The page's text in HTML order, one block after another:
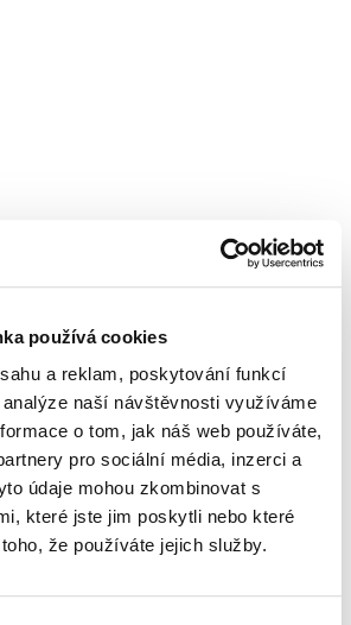
používá cookies
a reklam, poskytování funkcí
naší návštěvnosti využíváme
o tom, jak náš web používáte,
pro sociální média, inzerci a
údaje mohou zkombinovat s
které jste jim poskytli nebo které
že používáte jejich služby.